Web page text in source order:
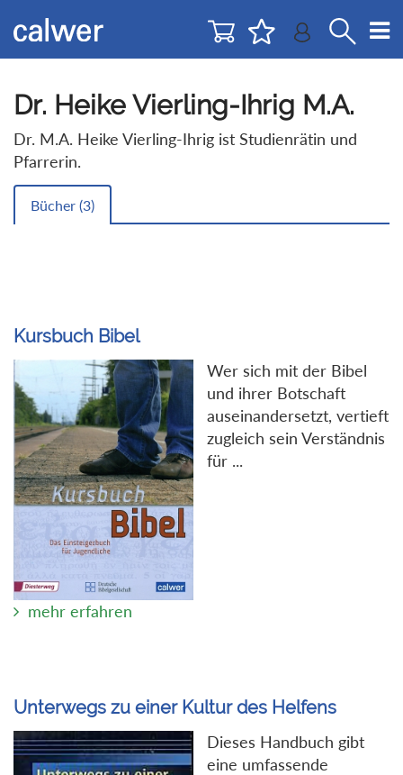
zur
Navigation
zum
Inhalt
Dr. Heike Vierling-Ihrig M.A.
Dr. M.A. Heike Vierling-Ihrig ist Studienrätin und
Pfarrerin.
Bücher (3)
Kursbuch Bibel
Wer sich mit der Bibel
und ihrer Botschaft
auseinandersetzt, vertieft
zugleich sein Verständnis
für ...
mehr erfahren
Unterwegs zu einer Kultur des Helfens
Dieses Handbuch gibt
eine umfassende